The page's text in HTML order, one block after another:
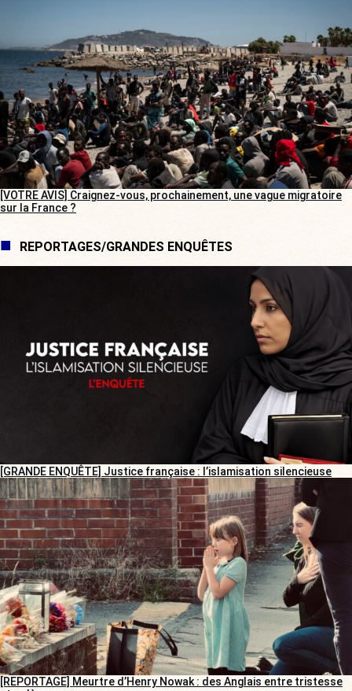
[VOTRE AVIS] Craignez-vous, prochainement, une vague migratoire
sur la France ?
REPORTAGES/GRANDES ENQUÊTES
[GRANDE ENQUÊTE] Justice française : l’islamisation silencieuse
[REPORTAGE] Meurtre d’Henry Nowak : des Anglais entre tristesse